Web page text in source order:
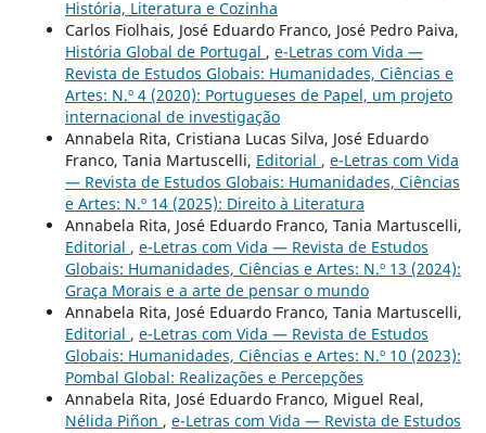
História, Literatura e Cozinha
Carlos Fiolhais, José Eduardo Franco, José Pedro Paiva,
História Global de Portugal , e-Letras com Vida —
Revista de Estudos Globais: Humanidades, Ciências e
Artes: N.º 4 (2020): Portugueses de Papel, um projeto
internacional de investigação
Annabela Rita, Cristiana Lucas Silva, José Eduardo
Franco, Tania Martuscelli, Editorial , e-Letras com Vida
— Revista de Estudos Globais: Humanidades, Ciências
e Artes: N.º 14 (2025): Direito à Literatura
Annabela Rita, José Eduardo Franco, Tania Martuscelli,
Editorial , e-Letras com Vida — Revista de Estudos
Globais: Humanidades, Ciências e Artes: N.º 13 (2024):
Graça Morais e a arte de pensar o mundo
Annabela Rita, José Eduardo Franco, Tania Martuscelli,
Editorial , e-Letras com Vida — Revista de Estudos
Globais: Humanidades, Ciências e Artes: N.º 10 (2023):
Pombal Global: Realizações e Percepções
Annabela Rita, José Eduardo Franco, Miguel Real,
Nélida Piñon , e-Letras com Vida — Revista de Estudos